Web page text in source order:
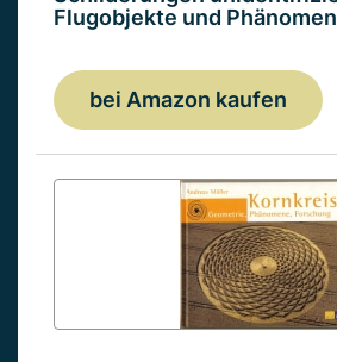
Flugobjekte und
bei Amazon kaufen